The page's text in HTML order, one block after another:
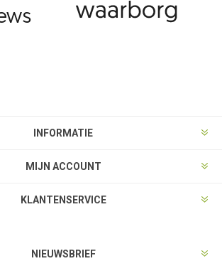
INFORMATIE
MIJN ACCOUNT
KLANTENSERVICE
NIEUWSBRIEF